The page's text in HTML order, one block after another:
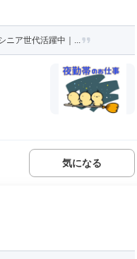
ニア世代活躍中｜...
気になる